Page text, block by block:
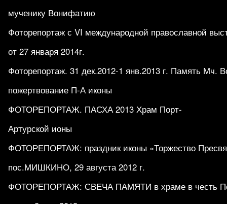
мученику Вонифатию
Фоторепортаж с VI международной православной
от 27 января 2014г.
Фоторепортаж. 31 дек.2012-1 янв.2013 г. Память Мч.
пожертвование П-А иконы
ФОТОРЕПОРТАЖ. ПАСХА 2013 Храм Порт-
Артурской ионы
ФОТОРЕПОРТАЖ: праздник иконы «Торжество
пос.МИШКИНО, 29 августа 2012 г.
ФОТОРЕПОРТАЖ: СВЕЧА ПАМЯТИ в храме в честь